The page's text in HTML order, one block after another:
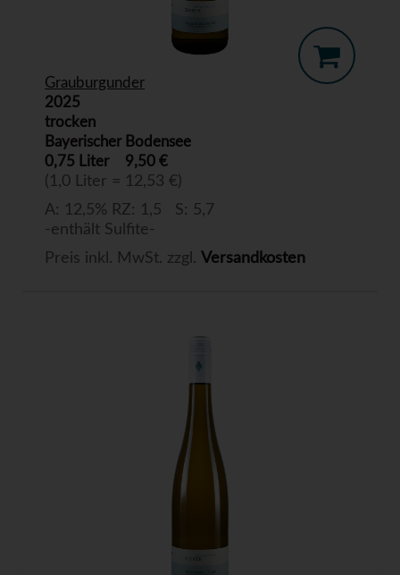
Grauburgunder
2025
trocken
Bayerischer Bodensee
0,75 Liter
9,50 €
(1,0 Liter = 12,53 €)
A: 12,5% RZ: 1,5 S: 5,7
-enthält Sulfite-
Preis inkl. MwSt. zzgl. Versandkosten